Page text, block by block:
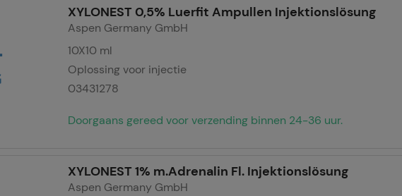
XYLONEST 0,5% Luerfit Ampullen Injektionslösung
Aspen Germany GmbH
10X10 ml
Oplossing voor injectie
03431278
Doorgaans gereed voor verzending binnen 24-36 uur.
XYLONEST 1% m.Adrenalin Fl. Injektionslösung
Aspen Germany GmbH